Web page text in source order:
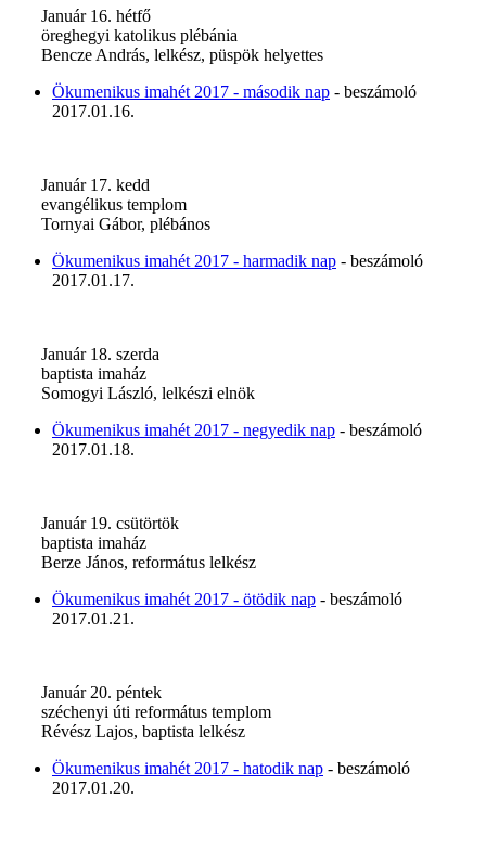
Január 16. hétfő
öreghegyi katolikus plébánia
Bencze András, lelkész, püspök helyettes
Ökumenikus imahét 2017 - második nap - beszámoló
2017.01.16.
Január 17. kedd
evangélikus templom
Tornyai Gábor, plébános
Ökumenikus imahét 2017 - harmadik nap - beszámoló
2017.01.17.
Január 18. szerda
baptista imaház
Somogyi László, lelkészi elnök
Ökumenikus imahét 2017 - negyedik nap - beszámoló
2017.01.18.
Január 19. csütörtök
baptista imaház
Berze János, református lelkész
Ökumenikus imahét 2017 - ötödik nap - beszámoló
2017.01.21.
Január 20. péntek
széchenyi úti református templom
Révész Lajos, baptista lelkész
Ökumenikus imahét 2017 - hatodik nap - beszámoló
2017.01.20.